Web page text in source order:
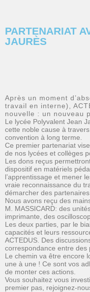
PARTENARIAT
JAURÈS
Après un moment
travail en interne),
nouvelle : un nouveau
Le lycée Polyvalent Jean
cette noble cause à
convention à long terme.
Ce premier partenariat
de nos lycées et collèges
Les dons reçus
dispositif en matériels
l’apprentissage et mener
vraie reconnaissance du
démarcher des
Nous avons reçu des
M. MASSICARD: des
imprimante, des
Les deux parties, par le
capacités et leurs
ACTEDUS. Des
correspondance entre des
Le chemin va être encore
une à une ! Ce sont vos
de monter ces actions.
Vous souhaitez vous
premier pas, rejoignez-